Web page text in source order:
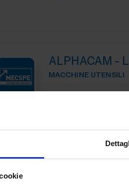
ALPHACAM -
MACCHINE UTENSILI